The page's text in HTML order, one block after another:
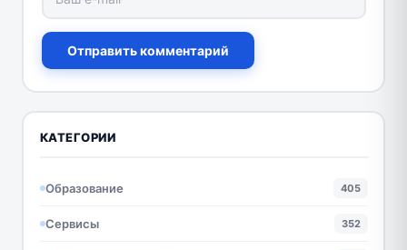
Отправить комментарий
КАТЕГОРИИ
Образование 405
Сервисы 352